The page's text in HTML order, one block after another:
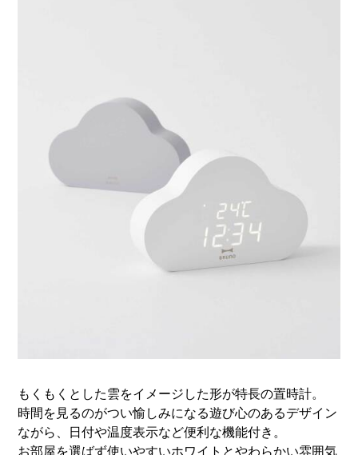
もくもくとした雲をイメージした形が特長の置時計。
時間を見るのがつい愉しみになる遊び心のあるデザイン
ながら、日付や温度表示など便利な機能付き。
お部屋を選ばず使いやすいホワイトとやわらかい雰囲気